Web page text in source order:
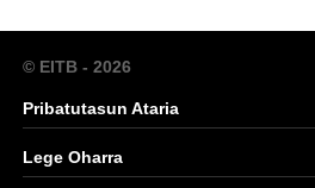
© EITB - 2026
Pribatutasun Ataria
Lege Oharra